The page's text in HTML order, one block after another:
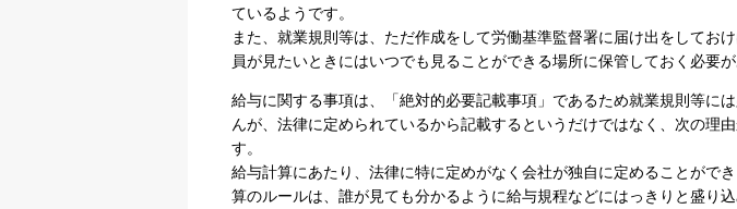
ているようです。
また、就業規則等は、ただ作成をして労働基準監督署に届け出をしてお
員が見たいときにはいつでも見ることができる場所に保管しておく必要が
給与に関する事項は、「絶対的必要記載事項」であるため就業規則等に
んが、法律に定められているから記載するというだけではなく、次の理
す。
給与計算にあたり、法律に特に定めがなく会社が独自に定めることがで
算のルールは、誰が見ても分かるように給与規程などにはっきりと盛り